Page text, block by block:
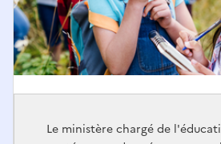
Le ministère chargé de
programme de